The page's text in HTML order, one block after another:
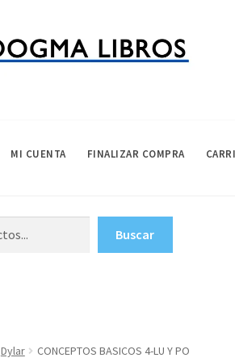
MI CUENTA FINALIZAR COMPRA
Buscar
Dylar CONCEPTOS BASICOS 4-LU Y PO